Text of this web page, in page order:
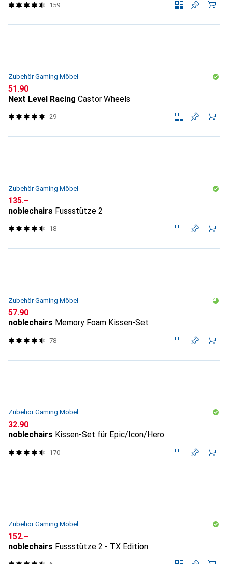
159
Zubehör Gaming Möbel
CHF
51.90
Next Level Racing Castor Wheels
29
Zubehör Gaming Möbel
CHF
135.–
noblechairs Fussstütze 2
18
Zubehör Gaming Möbel
CHF
57.90
noblechairs Memory Foam Kissen-Set
78
Zubehör Gaming Möbel
CHF
32.90
noblechairs Kissen-Set für Epic/Icon/Hero
170
Zubehör Gaming Möbel
CHF
152.–
noblechairs Fussstütze 2 - TX Edition